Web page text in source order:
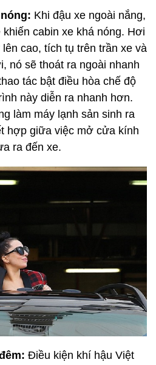
Khi đậu xe ngoài nắng,
cabin xe khá nóng. Hơi
cao, tích tụ trên trần xe và
nó sẽ thoát ra ngoài nhanh
tác bật điều hòa chế độ
này diễn ra nhanh hơn.
làm máy lạnh sản sinh ra
hợp giữa việc mở cửa kính
ra đến xe.
Điều kiện khí hậu Việt